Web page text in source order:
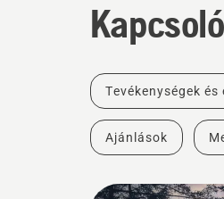
Tevékenységek és
Ajánlások